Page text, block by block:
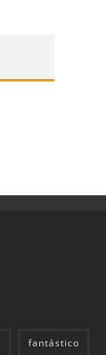
fantástico